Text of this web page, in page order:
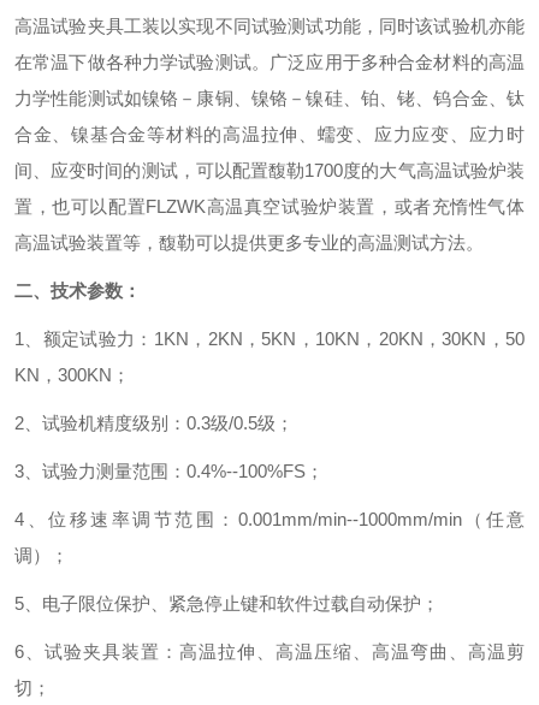
高温试验夹具工装以实现不同试验测试功能，同时该试验机亦能
在常温下做各种力学试验测试。广泛应用于多种合金材料的高温
力学性能测试如镍铬－康铜、镍铬－镍硅、铂、铑、钨合金、钛
合金、镍基合金等材料的高温拉伸、蠕变、应力应变、应力时
间、应变时间的测试，可以配置馥勒1700度的大气高温试验炉装
置，也可以配置FLZWK高温真空试验炉装置，或者充惰性气体
高温试验装置等，馥勒可以提供更多专业的高温测试方法。
二、技术参数：
1、 额定试验力：1KN ， 2KN ， 5KN ， 10KN ， 20KN ，30KN ， 50
KN ， 300KN；
2、试验机精度级别：0.3级/0.5级；
3、试验力测量范围：0.4%--100%FS；
4、位移速率调节范围：0.001mm/min--1000mm/min（任意
调）；
5、电子限位保护、紧急停止键和软件过载自动保护；
6、试验夹具装置：高温拉伸、高温压缩、高温弯曲、高温剪
切；